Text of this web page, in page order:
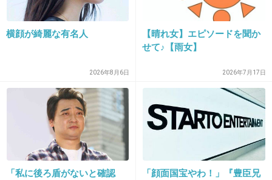
-6
2013/02/03(日) 17:47:20
旦那遊び人だよなー。平井が奪ったのではなく
横顔が綺麗な有名人
2026年8月6日
【晴れ女】エピソードを聞か
せて♪【雨女】
2026年7月17日
「私に後ろ盾がないと確認
「顔面国宝やわ！」『豊臣兄